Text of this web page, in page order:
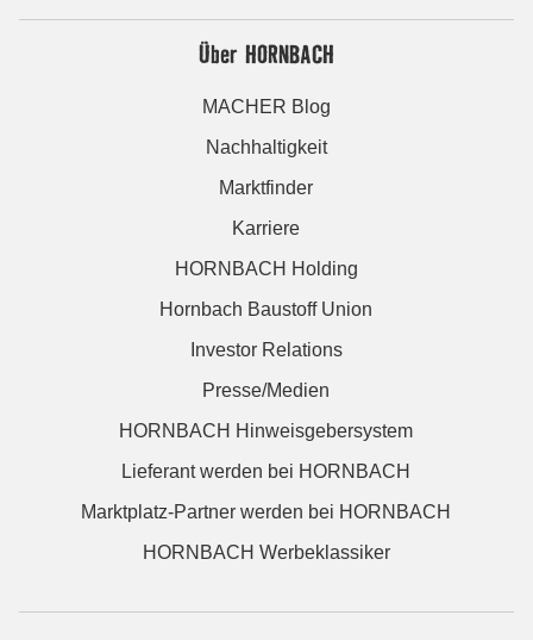
Über HORNBACH
MACHER Blog
Nachhaltigkeit
Marktfinder
Karriere
HORNBACH Holding
Hornbach Baustoff Union
Investor Relations
Presse/Medien
HORNBACH Hinweisgebersystem
Lieferant werden bei HORNBACH
Marktplatz-Partner werden bei HORNBACH
HORNBACH Werbeklassiker